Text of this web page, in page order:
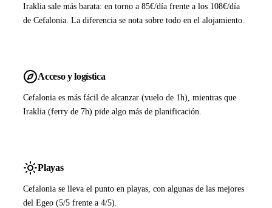
Iraklia sale más barata: en torno a 85€/día frente a los 108€/día
de Cefalonia. La diferencia se nota sobre todo en el alojamiento.
Acceso y logística
Cefalonia es más fácil de alcanzar (vuelo de 1h), mientras que
Iraklia (ferry de 7h) pide algo más de planificación.
Playas
Cefalonia se lleva el punto en playas, con algunas de las mejores
del Egeo (5/5 frente a 4/5).